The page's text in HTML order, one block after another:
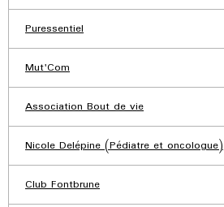
Puressentiel
Mut'Com
Association Bout de vie
Nicole Delépine (Pédiatre et oncologue)
Club Fontbrune